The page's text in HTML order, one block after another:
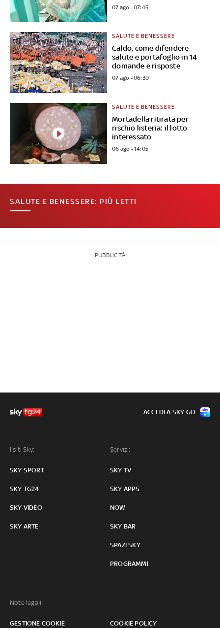
07 ago - 07:45
Caldo, come difendere
salute e portafoglio in 14
domande e risposte
SALUTE E BENESSERE
07 ago - 06:30
Mortadella ritirata per
rischio listeria: il lotto
interessato
SALUTE E BENESSERE
06 ago - 14:05
SALUTE E BENESSERE: PIÙ LETTI
PUBBLICITÀ
I siti Sky:
SKY SPORT
SKY TG24
SKY VIDEO
SKY ARTE
Servizi:
SKY TV
SKY APPS
NOW
SKY BAR
SPAZI SKY
PROGRAMMI
Note legali:
GESTIONE COOKIE COOKIE POLICY
ACCEDI A SKY GO